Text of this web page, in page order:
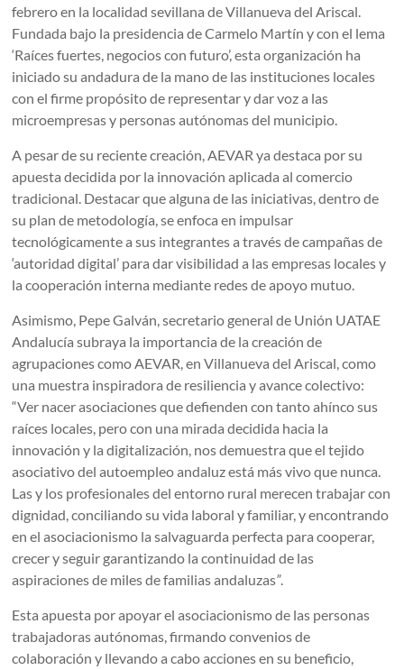
febrero en la localidad sevillana de Villanueva del Ariscal.
Fundada bajo la presidencia de Carmelo Martín y con el lema
‘Raíces fuertes, negocios con futuro’, esta organización ha
iniciado su andadura de la mano de las instituciones locales
con el firme propósito de representar y dar voz a las
microempresas y personas autónomas del municipio.
A pesar de su reciente creación, AEVAR ya destaca por su
apuesta decidida por la innovación aplicada al comercio
tradicional. Destacar que alguna de las iniciativas, dentro de
su plan de metodología, se enfoca en impulsar
tecnológicamente a sus integrantes a través de campañas de
‘autoridad digital’ para dar visibilidad a las empresas locales y
la cooperación interna mediante redes de apoyo mutuo.
Asimismo, Pepe Galván, secretario general de Unión UATAE
Andalucía subraya la importancia de la creación de
agrupaciones como AEVAR, en Villanueva del Ariscal, como
una muestra inspiradora de resiliencia y avance colectivo:
“Ver nacer asociaciones que defienden con tanto ahínco sus
raíces locales, pero con una mirada decidida hacia la
innovación y la digitalización, nos demuestra que el tejido
asociativo del autoempleo andaluz está más vivo que nunca.
Las y los profesionales del entorno rural merecen trabajar con
dignidad, conciliando su vida laboral y familiar, y encontrando
en el asociacionismo la salvaguarda perfecta para cooperar,
crecer y seguir garantizando la continuidad de las
aspiraciones de miles de familias andaluzas”.
Esta apuesta por apoyar el asociacionismo de las personas
trabajadoras autónomas, firmando convenios de
colaboración y llevando a cabo acciones en su beneficio,